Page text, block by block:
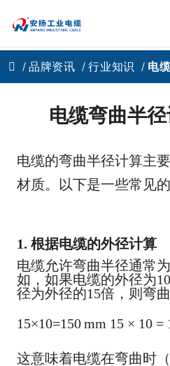
品牌资讯 行业知识 电
电缆弯曲半
电缆的弯曲半径计算主
材质。以下是一些常见
1. 根据电缆的外径计算
电缆允许弯曲半径通常
如，如果电缆的外径为
径为外径的15倍，则弯
15×10=150 mm 15 × 10 =
这意味着电缆在弯曲时